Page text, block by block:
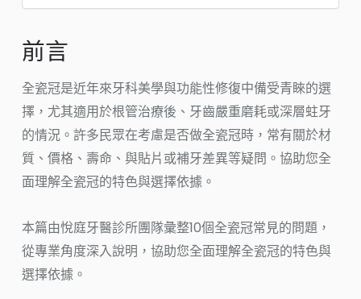
前言
全瓷冠是近年來牙科美學與功能性修復中備受青睞的選
擇，尤其適用於根管治療後、牙齒嚴重磨耗或深層蛀牙
的情況。許多民眾在考慮是否做全瓷冠時，常有關於材
質、價格、壽命、與貼片或補牙差異等疑問。協助您全
面理解全瓷冠的特色與選擇依據。
本篇由悅庭牙醫診所團隊彙整10個全瓷冠常見的問題，
從專業角度深入說明，協助您全面理解全瓷冠的特色與
選擇依據。